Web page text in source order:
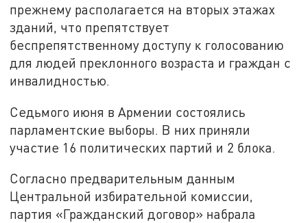
прежнему располагается на вторых этажах
зданий, что препятствует
беспрепятственному доступу к голосованию
для людей преклонного возраста и граждан с
инвалидностью.
Седьмого июня в Армении состоялись
парламентские выборы. В них приняли
участие 16 политических партий и 2 блока.
Согласно предварительным данным
Центральной избирательной комиссии,
партия «Гражданский договор» набрала